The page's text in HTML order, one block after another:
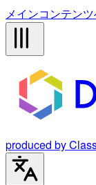
メインコンテン
produced by